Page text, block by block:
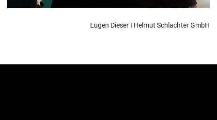
Eugen Dieser I Helmut Schlachter GmbH